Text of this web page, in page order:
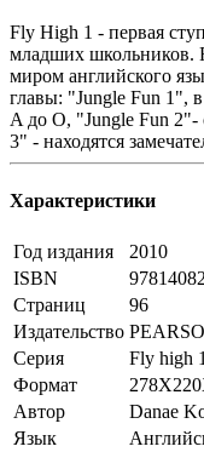
Fly High 1 - первая
младших школьников.
миром английского
главы: "Jungle Fun 1",
A до O, "Jungle Fun 2"-
3" - находятся
Характеристики
Год издания
2010
ISBN
Страниц
96
Издательство
Серия
Fly high 1
Формат
Автор
Danae
Язык